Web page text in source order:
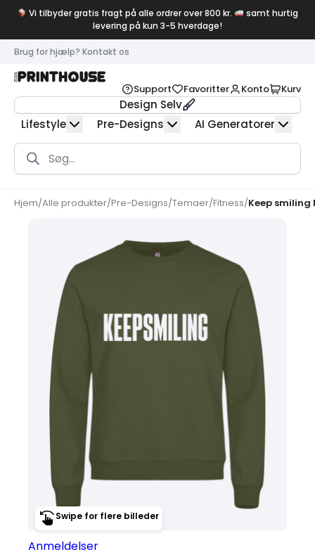
Vi tilbyder gratis fragt på alle ordrer over 800 kr.
samt hurtig
levering på kun 3-5 hverdage!
Brug for hjælp? Kontakt os
Support Favoritter Konto Kurv
Design Selv
Lifestyle
Pre-Designs AI Generatorer
Products
search
Hjem/Alle produkter/Pre-Designs/Temaer/Fitness/Keep smiling
Swipe for flere billeder
Anmeldelser